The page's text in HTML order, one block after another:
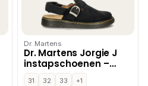
Dr. Martens
Dr. Martens Jorgie J
instapschoenen –
Zwart
31 32 33
+1